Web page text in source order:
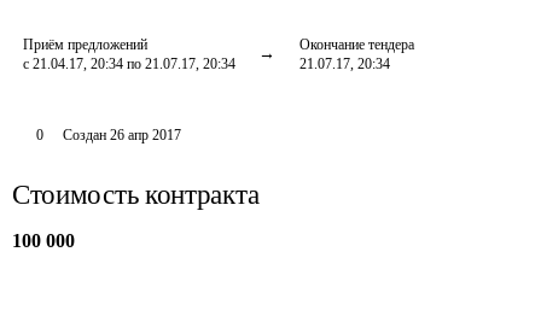
Приём предложений
с 21.04.17, 20:34 по 21.07.17, 20:34
Окончание тендера
21.07.17, 20:34
0 Создан 26 апр 2017
Стоимость контракта
100 000